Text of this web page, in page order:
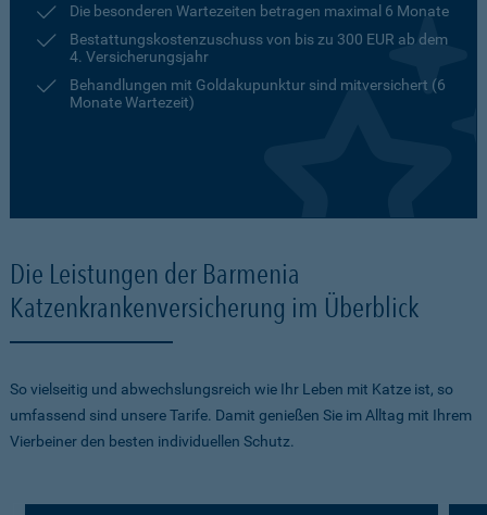
Die besonderen Wartezeiten betragen maximal 6 Monate
Bestattungskostenzuschuss von bis zu 300 EUR ab dem
4. Versicherungsjahr
Behandlungen mit Goldakupunktur sind mitversichert (6
Monate Wartezeit)
Die Leistungen der Barmenia
Katzenkrankenversicherung im Überblick
So vielseitig und abwechslungsreich wie Ihr Leben mit Katze ist, so
umfassend sind unsere Tarife. Damit genießen Sie im Alltag mit Ihrem
Vierbeiner den besten individuellen Schutz.